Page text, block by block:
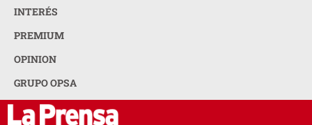
INTERÉS
PREMIUM
OPINION
GRUPO OPSA